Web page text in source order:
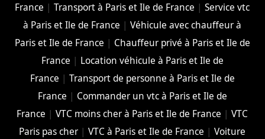
France |Transport à Paris et Ile de France |Service vtc
à Paris et Ile de France |Véhicule avec chauffeur à
Paris et Ile de France | Chauffeur privé à Paris et Ile de
France | Location véhicule à Paris et Ile de
France | Transport de personne à Paris et Ile de
France | Commander un vtc à Paris et Ile de
France |VTC moins cher à Paris et Ile de France |VTC
Paris pas cher |VTC à Paris et Ile de France |Voiture